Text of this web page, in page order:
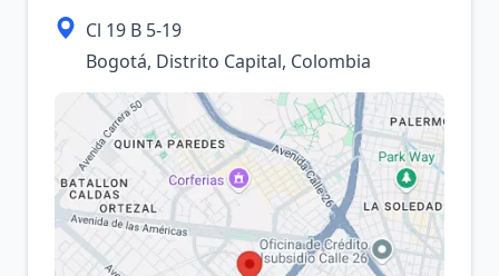
Cl 19 B 5-19
Bogotá, Distrito Capital, Colombia